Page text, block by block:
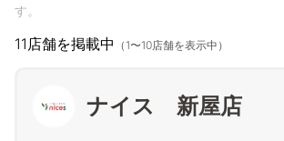
す。
11店舗を掲載中 （1〜10店舗を表示中）
ナイス 新屋店